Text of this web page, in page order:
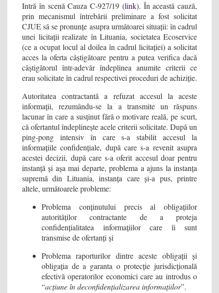
Intră în scenă Cauza C-927/19 (link). În această cauză,
prin mecanismul întrebării preliminare a fost solicitat
CJUE să se pronunțe asupra următoarei situații: în cadrul
unei licitații realizate în Lituania, societatea Ecoservice
(ce a ocupat locul al doilea în cadrul licitației) a solicitat
acces la oferta câștigătoare pentru a putea verifica dacă
câștigătorul într-adevăr îndeplinea anumite criterii ce
erau solicitate în cadrul respectivei proceduri de achiziție.
Autoritatea contractantă a refuzat accesul la aceste
informații, rezumându-se la a transmite un răspuns
lacunar în care a susținut fără o motivare reală, pe scurt,
că ofertantul îndeplinește acele criterii solicitate. După un
ping-pong intensiv în care s-a stabilit accesul la
informațiile confidențiale, după care s-a revenit asupra
acestei decizii, după care s-a oferit accesul doar pentru
instanță și așa mai departe, problema a ajuns la instanța
supremă din Lituania, instanța care și-a pus, printre
altele, următoarele probleme:
Problema conținutului precis al obligațiilor
autorităților contractante de a proteja
confidențialitatea informațiilor care îi sunt
transmise de ofertanți și
Problema raporturilor dintre aceste obligații și
obligația de a garanta o protecție jurisdicțională
efectivă operatorilor economici care au introdus o
“acțiune în deconfidențializarea informațiilor”.